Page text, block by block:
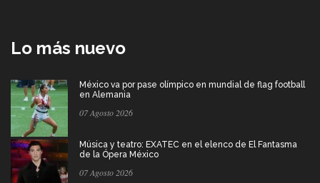
Lo más nuevo
México va por pase olímpico en mundial de flag football
en Alemania
07 Agosto 2026
Música y teatro: EXATEC en el elenco de El Fantasma
de la Ópera México
07 Agosto 2026